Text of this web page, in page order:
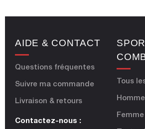
AIDE & CONTACT
Questions fréquentes
Suivre ma commande
Livraison & retours
Contactez-nous :
Tous
Homme
Femme